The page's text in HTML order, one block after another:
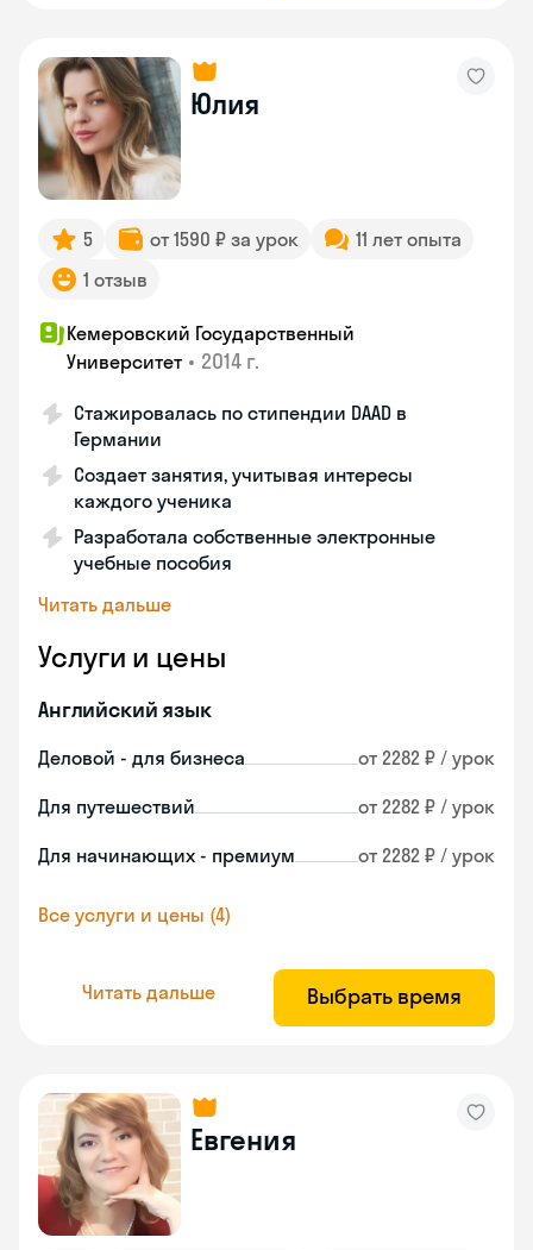
Юлия
5 от 1590 ₽ за урок
11 лет опыта
1 отзыв
Кемеровский Государственный
Университет • 2014 г.
Стажировалась по стипендии DAAD в
Германии
Создает занятия, учитывая интересы
каждого ученика
Разработала собственные электронные
учебные пособия
Читать дальше
Услуги и цены
Английский язык
Деловой - для бизнеса от 2282 ₽ / урок
Для путешествий от 2282 ₽ / урок
Для начинающих - премиум от 2282 ₽ / урок
Все услуги и цены (4)
Читать дальше Выбрать время
Евгения